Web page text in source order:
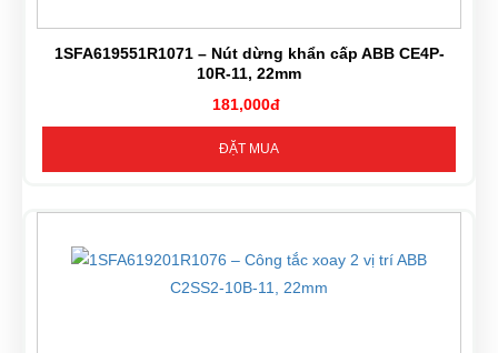
1SFA619551R1071 – Nút dừng khẩn cấp ABB CE4P-
10R-11, 22mm
181,000đ
ĐẶT MUA